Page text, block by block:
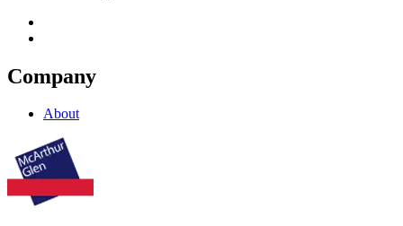
Company
About